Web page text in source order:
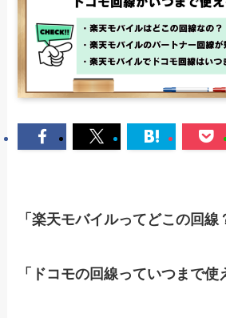
「楽天モバイルってどこの回線
「ドコモの回線っていつまで使